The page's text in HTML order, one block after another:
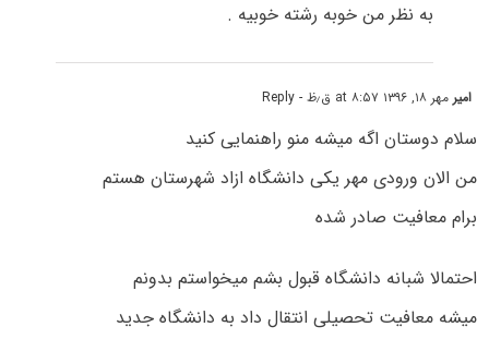
به نظر من خوبه رشته خوبیه .
امیرمهر ۱۸, ۱۳۹۶ at ۸:۵۷ ق٫ظ - Reply
سلام دوستان اگه میشه منو راهنمایی کنید
من الان ورودی مهر یکی دانشگاه ازاد شهرستان هستم
برام معافیت صادر شده
احتمالا شبانه دانشگاه قبول بشم میخواستم بدونم
میشه معافیت تحصیلی انتقال داد به دانشگاه جدید